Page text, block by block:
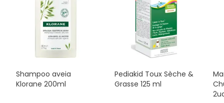
Shampoo aveia
Klorane 200ml
Pediakid Toux Sèche &
Grasse 125 ml